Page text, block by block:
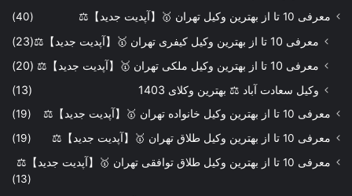
معرفی 10 تا از بهترین وکیل تهران 🥇【آپدیت جدید】⚖️
(40)
معرفی 10 تا از بهترین وکیل کیفری تهران 🥇【آپدیت جدید】⚖️
(23)
معرفی 10 تا از بهترین وکیل ملکی تهران 🥇【آپدیت جدید】⚖️
(20)
وکیل سعادت آباد ⚖️ بهترین وکلای 1403
(13)
معرفی 10 تا از بهترین وکیل خانواده تهران 🥇【آپدیت جدید】⚖️
(19)
معرفی 10 تا از بهترین وکیل طلاق تهران 🥇【آپدیت جدید】⚖️
(19)
معرفی 10 تا از بهترین وکیل طلاق توافقی تهران 🥇【آپدیت جدید】⚖️
(13)